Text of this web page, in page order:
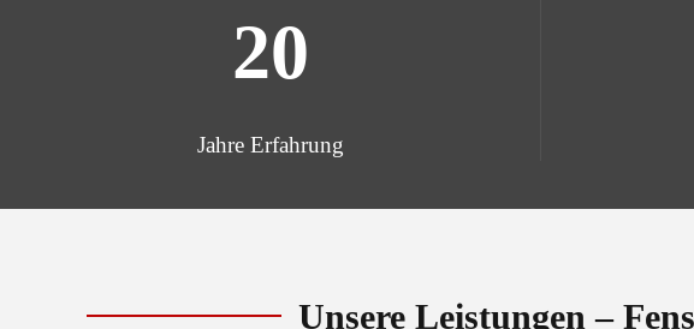
20
Jahre Erfahrung
Unsere Leistungen –